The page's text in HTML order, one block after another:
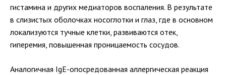
гистамина и других медиаторов воспаления. В результате
в слизистых оболочках носоглотки и глаз, где в основном
локализуются тучные клетки, развиваются отек,
гиперемия, повышенная проницаемость сосудов.
Аналогичная IgE-опосредованная аллергическая реакция